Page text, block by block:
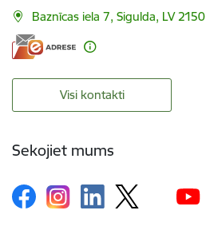
Baznīcas iela 7, Sigulda, LV 2150
Visi kontakti
Sekojiet mums